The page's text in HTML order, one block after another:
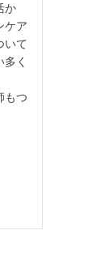
か
ケア
いて
く
もつ